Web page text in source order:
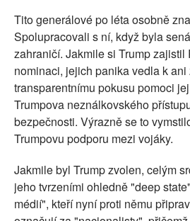
Tito generálové po léta osobně
Spolupracovali s ní, když byla
zahraničí. Jakmile si Trump zajistil
nominaci, jejich panika vedla k
transparentnímu pokusu pomoci
Trumpova neználkovského
bezpečnosti. Výrazně se to
Trumpovu podporu mezi vojáky.
Jakmile byl Trump zvolen, celým
jeho tvrzeními ohledně "deep
médií", kteří nyní proti němu